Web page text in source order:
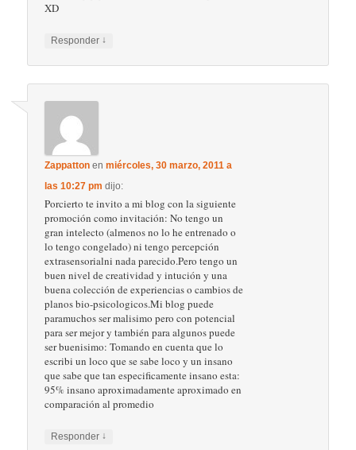
XD
Responder ↓
Zappatton enmiércoles, 30 marzo, 2011 a
las 10:27 pm dijo:
Porcierto te invito a mi blog con la siguiente
promoción como invitación: No tengo un
gran intelecto (almenos no lo he entrenado o
lo tengo congelado) ni tengo percepción
extrasensorialni nada parecido.Pero tengo un
buen nivel de creatividad y intución y una
buena colección de experiencias o cambios de
planos bio-psicologicos.Mi blog puede
paramuchos ser malisimo pero con potencial
para ser mejor y también para algunos puede
ser buenisimo: Tomando en cuenta que lo
escribi un loco que se sabe loco y un insano
que sabe que tan especificamente insano esta:
95% insano aproximadamente aproximado en
comparación al promedio
Responder ↓